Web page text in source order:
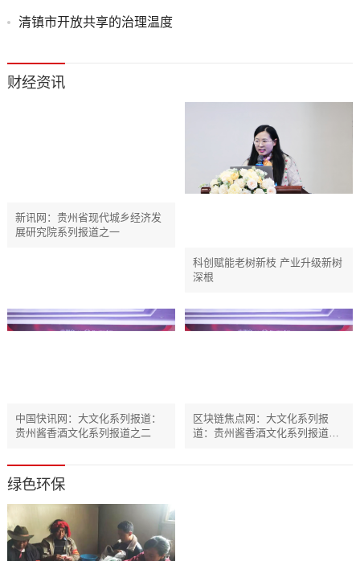
清镇市开放共享的治理温度
财经资讯
新讯网：贵州省现代城乡经济发
展研究院系列报道之一
科创赋能老树新枝 产业升级新树
深根
中国快讯网：大文化系列报道：
贵州酱香酒文化系列报道之二
区块链焦点网：大文化系列报
道：贵州酱香酒文化系列报道之
绿色环保